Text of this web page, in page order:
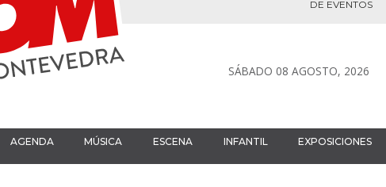
DE EVENTOS
SÁBADO 08 AGOSTO, 2026
AGENDA MÚSICA ESCENA INFANTIL EXPOSICIONES